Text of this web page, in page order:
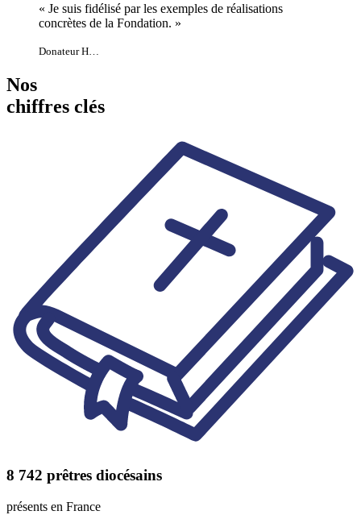
« Je suis fidélisé par les exemples de réalisations
concrètes de la Fondation. »
Donateur H…
Nos
chiffres clés
8 742 prêtres diocésains
présents en France